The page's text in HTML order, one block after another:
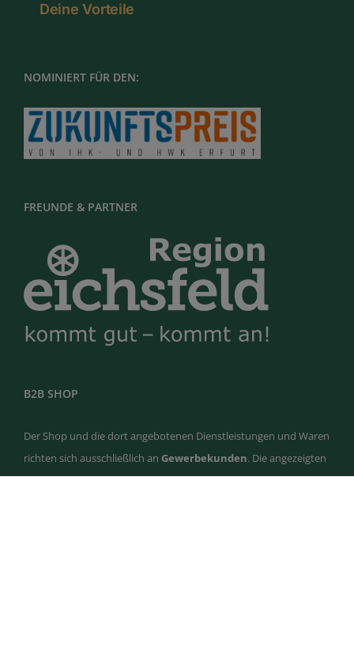
Deine Vorteile
NOMINIERT FÜR DEN:
FREUNDE & PARTNER
B2B SHOP
Der Shop und die dort angebotenen Dienstleistungen und Waren
richten sich ausschließlich an Gewerbekunden. Die angezeigten
Preise sindNetto-Preise, die Umsatzsteuer wird erst an der